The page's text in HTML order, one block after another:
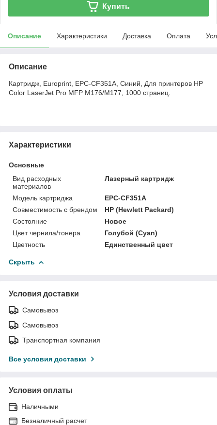
Купить
Описание Характеристики Доставка Оплата
Описание
Картридж, Europrint, EPC-CF351A, Синий, Для принтеров HP
Color LaserJet Pro MFP M176/M177, 1000 страниц.
Характеристики
Основные
Вид расходных
материалов
Лазерный картридж
Модель картриджа
EPC-CF351A
Совместимость с брендом
HP (Hewlett Packard)
Состояние
Новое
Цвет чернила/тонера
Голубой (Cyan)
Цветность
Единственный цвет
Скрыть
Условия доставки
Самовывоз
Самовывоз
Транспортная компания
Все условия доставки
Условия оплаты
Наличными
Безналичный расчет